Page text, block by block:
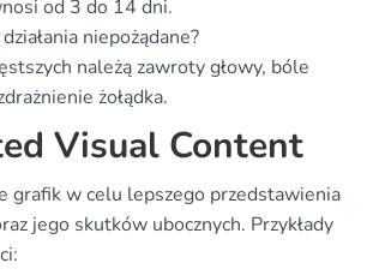
od 3 do 14 dni.
niepożądane?
należą zawroty głowy, bóle
żołądka.
Visual Content
grafik w celu lepszego przedstawienia
jego skutków ubocznych. Przykłady